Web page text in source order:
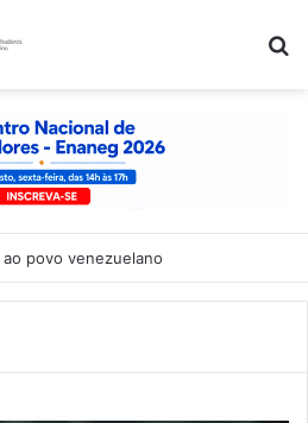
povo venezuelano